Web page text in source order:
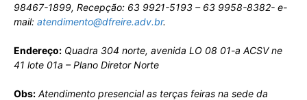
98467-1899, Recepção: 63 9921-5193 – 63 9958-8382- e-
mail: atendimento@dfreire.adv.br.
Endereço: Quadra 304 norte, avenida LO 08 01-a ACSV ne
41 lote 01a – Plano Diretor Norte
Obs: Atendimento presencial as terças feiras na sede da